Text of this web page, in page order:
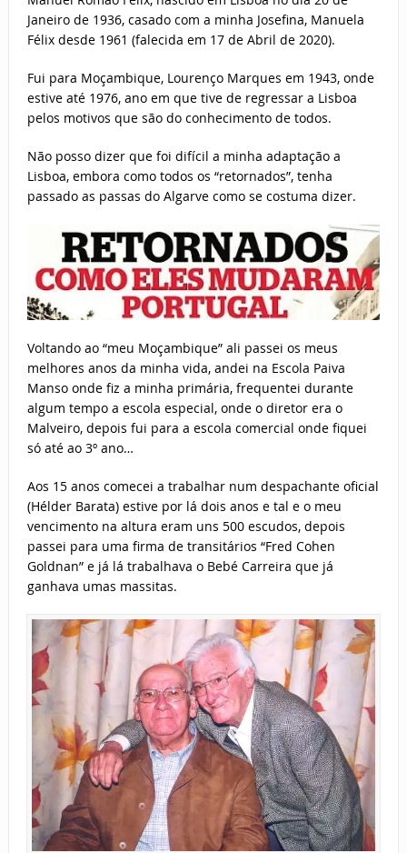
Janeiro de 1936, casado com a minha Josefina, Manuela
Félix desde 1961 (falecida em 17 de Abril de 2020).
Fui para Moçambique, Lourenço Marques em 1943, onde
estive até 1976, ano em que tive de regressar a Lisboa
pelos motivos que são do conhecimento de todos.
Não posso dizer que foi difícil a minha adaptação a
Lisboa, embora como todos os “retornados”, tenha
passado as passas do Algarve como se costuma dizer.
Voltando ao “meu Moçambique” ali passei os meus
melhores anos da minha vida, andei na Escola Paiva
Manso onde fiz a minha primária, frequentei durante
algum tempo a escola especial, onde o diretor era o
Malveiro, depois fui para a escola comercial onde fiquei
só até ao 3º ano…
Aos 15 anos comecei a trabalhar num despachante oficial
(Hélder Barata) estive por lá dois anos e tal e o meu
vencimento na altura eram uns 500 escudos, depois
passei para uma firma de transitários “Fred Cohen
Goldnan” e já lá trabalhava o Bebé Carreira que já
ganhava umas massitas.